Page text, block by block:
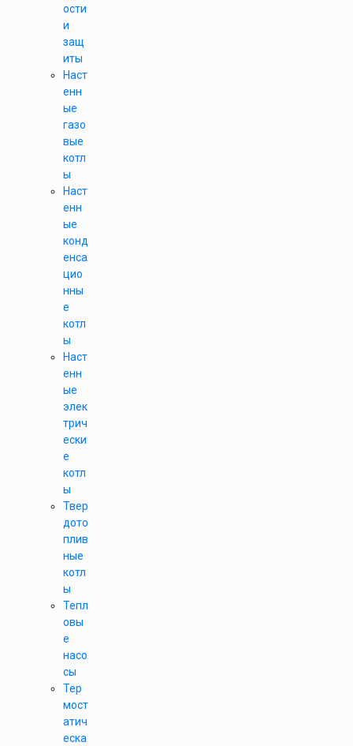
ости
и
защ
иты
Наст
енн
ые
газо
вые
котл
ы
Наст
енн
ые
конд
енса
цио
нны
е
котл
ы
Наст
енн
ые
элек
трич
ески
е
котл
ы
Твер
дото
плив
ные
котл
ы
Тепл
овы
е
насо
сы
Тер
мост
атич
еска